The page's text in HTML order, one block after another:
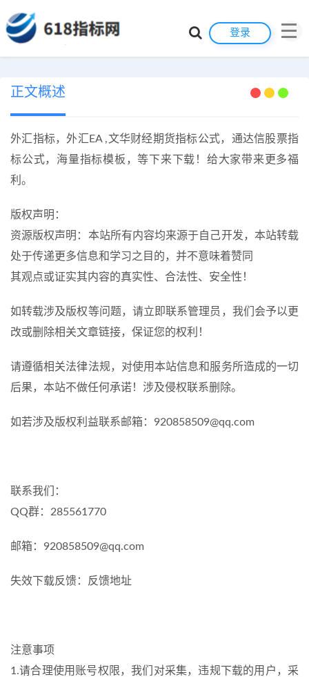
登录
正文概述
外汇指标，外汇EA ,文华财经期货指标公式，通达信股票指
标公式，海量指标模板，等下来下载！给大家带来更多福
利。
版权声明：
资源版权声明：本站所有内容均来源于自己开发，本站转载
处于传递更多信息和学习之目的，并不意味着赞同
其观点或证实其内容的真实性、合法性、安全性！
如转载涉及版权等问题，请立即联系管理员，我们会予以更
改或删除相关文章链接，保证您的权利！
请遵循相关法律法规，对使用本站信息和服务所造成的一切
后果，本站不做任何承诺！涉及侵权联系删除。
如若涉及版权利益联系邮箱：920858509@qq.com
联系我们：
QQ群：285561770
邮箱：920858509@qq.com
失效下载反馈：反馈地址
注意事项
1.请合理使用账号权限，我们对采集，违规下载的用户，采